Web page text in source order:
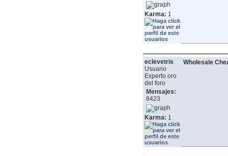
Karma: 1
eclevetris
Usuario
Experto oro
del foro
Mensajes:
8423
Karma: 1
Wholesale